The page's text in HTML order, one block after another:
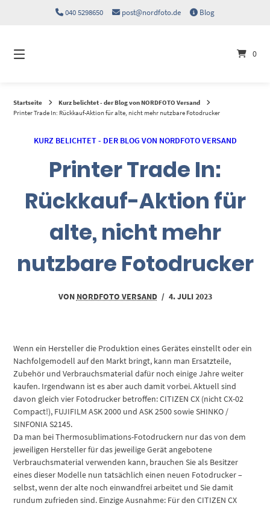
040 5298650 post@nordfoto.de Blog
0
Startseite
Kurz belichtet - der Blog von NORDFOTO Versand
Printer Trade In: Rückkauf-Aktion für alte, nicht mehr nutzbare Fotodrucker
KURZ BELICHTET - DER BLOG VON NORDFOTO VERSAND
Printer Trade In:
Rückkauf-Aktion für
alte, nicht mehr
nutzbare Fotodrucker
VON NORDFOTO VERSAND / 4. JULI 2023
Wenn ein Hersteller die Produktion eines Gerätes einstellt oder ein
Nachfolgemodell auf den Markt bringt, kann man Ersatzteile,
Zubehör und Verbrauchsmaterial dafür noch einige Jahre weiter
kaufen. Irgendwann ist es aber auch damit vorbei. Aktuell sind
davon gleich vier Fotodrucker betroffen: CITIZEN CX (nicht CX-02
Compact!), FUJIFILM ASK 2000 und ASK 2500 sowie SHINKO /
SINFONIA S2145.
Da man bei Thermosublimations-Fotodruckern nur das von dem
jeweiligen Hersteller für das jeweilige Gerät angebotene
Verbrauchsmaterial verwenden kann, brauchen Sie als Besitzer
eines dieser Modelle nun tatsächlich einen neuen Fotodrucker –
selbst, wenn der alte noch einwandfrei arbeitet und Sie damit
rundum zufrieden sind. Einzige Ausnahme: Für den CITIZEN CX